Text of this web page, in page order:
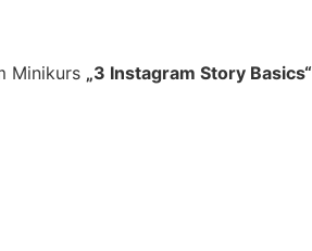
Minikurs „3 Instagram Story Basics“